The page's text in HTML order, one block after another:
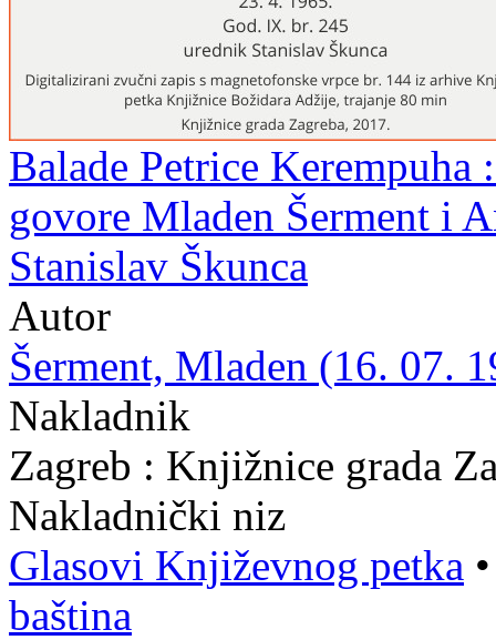
Balade Petrice
govore Mladen Šerment i
Stanislav Škunca
Autor
Šerment, Mladen (16. 07.
Nakladnik
Zagreb : Knjižnice grada
Nakladnički niz
Glasovi Književnog petka
baština